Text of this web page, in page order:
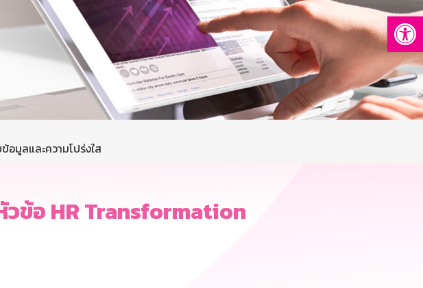
อมูลและความโปร่งใส
ข้อ HR Transformation